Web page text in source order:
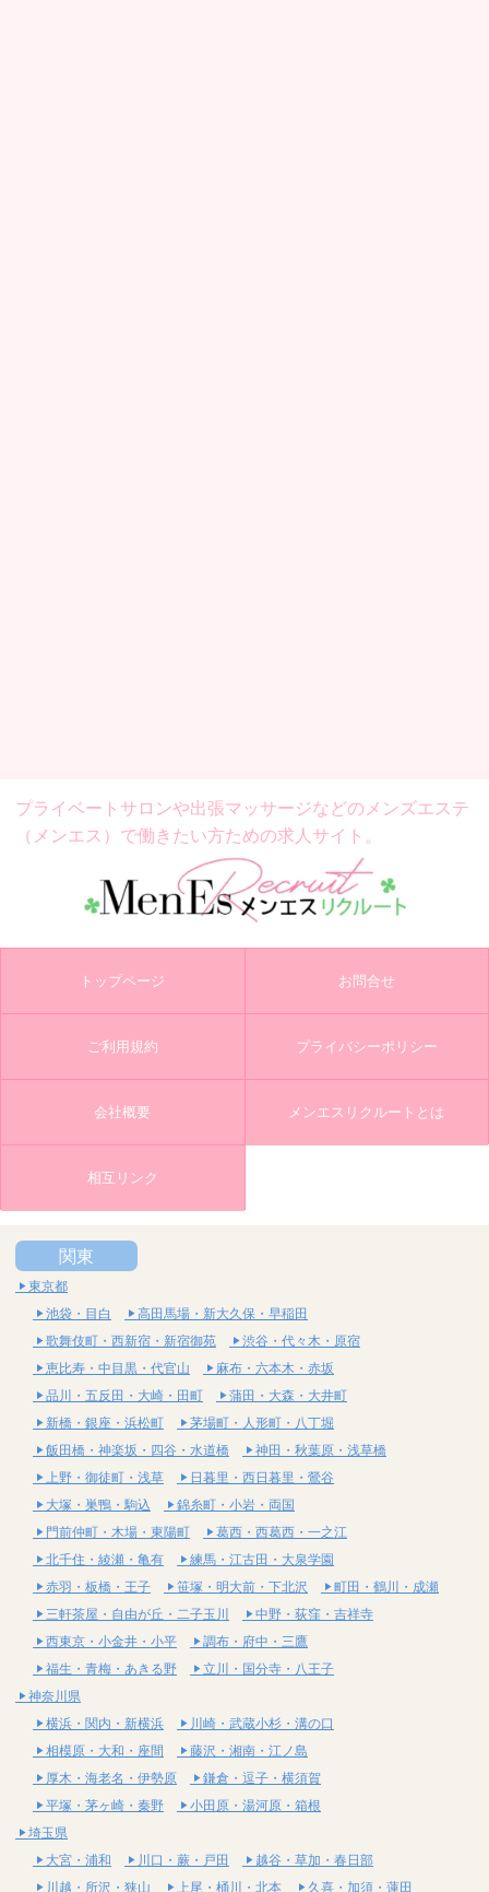
プライベートサロンや出張マッサージなどの メンズエステ
（メンエス）で働きたい方ための求人サイト。
トップページ お問合せ
ご利用規約 プライバシーポリシー
会社概要 メンエスリクルートとは
相互リンク
関東
東京都
池袋・目白
高田馬場・新大久保・早稲田
歌舞伎町・西新宿・新宿御苑
渋谷・代々木・原宿
恵比寿・中目黒・代官山
麻布・六本木・赤坂
品川・五反田・大崎・田町
蒲田・大森・大井町
新橋・銀座・浜松町
茅場町・人形町・八丁堀
飯田橋・神楽坂・四谷・水道橋
神田・秋葉原・浅草橋
上野・御徒町・浅草
日暮里・西日暮里・鶯谷
大塚・巣鴨・駒込
錦糸町・小岩・両国
門前仲町・木場・東陽町
葛西・西葛西・一之江
北千住・綾瀬・亀有
練馬・江古田・大泉学園
赤羽・板橋・王子
笹塚・明大前・下北沢
町田・鶴川・成瀬
三軒茶屋・自由が丘・二子玉川
中野・荻窪・吉祥寺
西東京・小金井・小平
調布・府中・三鷹
福生・青梅・あきる野
立川・国分寺・八王子
神奈川県
横浜・関内・新横浜
川崎・武蔵小杉・溝の口
相模原・大和・座間
藤沢・湘南・江ノ島
厚木・海老名・伊勢原
鎌倉・逗子・横須賀
平塚・茅ヶ崎・秦野
小田原・湯河原・箱根
埼玉県
大宮・浦和
川口・蕨・戸田
越谷・草加・春日部
川越・所沢・狭山
上尾・桶川・北本 久喜・加須・蓮田